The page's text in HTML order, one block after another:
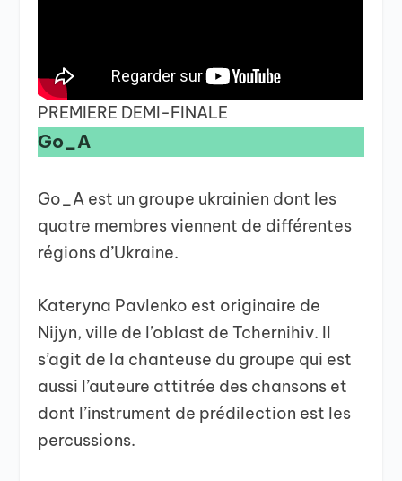
PREMIERE DEMI-FINALE
Go_A
Go_A est un groupe ukrainien dont les
quatre membres viennent de différentes
régions d’Ukraine.
Kateryna Pavlenko est originaire de
Nijyn, ville de l’oblast de Tchernihiv. Il
s’agit de la chanteuse du groupe qui est
aussi l’auteure attitrée des chansons et
dont l’instrument de prédilection est les
percussions.